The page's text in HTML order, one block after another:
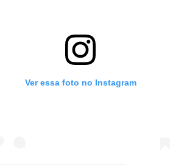
Ver essa foto no Instagram